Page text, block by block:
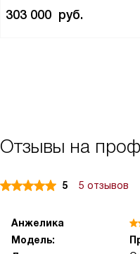
303 000 руб.
Отзывы на
5 5 отзывов
Анжелика
Модель: